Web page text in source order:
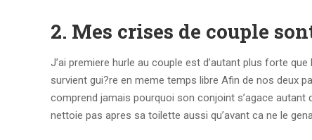
2. Mes crises de couple
J’ai premiere hurle au couple est d’autant plus forte
survient gui?re en meme temps libre Afin de nos deux
comprend jamais pourquoi son conjoint s’agace autant
nettoie pas apres sa toilette aussi qu’avant ca ne le